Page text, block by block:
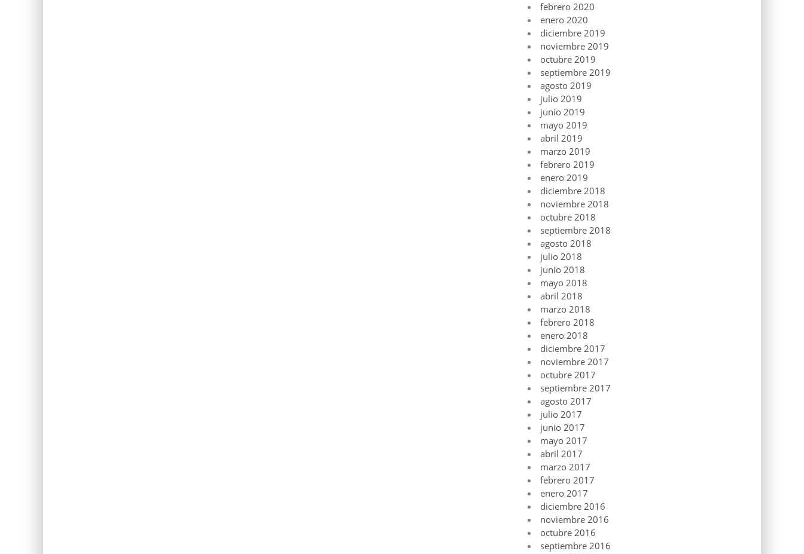
febrero 2020
enero 2020
diciembre 2019
noviembre 2019
octubre 2019
septiembre 2019
agosto 2019
julio 2019
junio 2019
mayo 2019
abril 2019
marzo 2019
febrero 2019
enero 2019
diciembre 2018
noviembre 2018
octubre 2018
septiembre 2018
agosto 2018
julio 2018
junio 2018
mayo 2018
abril 2018
marzo 2018
febrero 2018
enero 2018
diciembre 2017
noviembre 2017
octubre 2017
septiembre 2017
agosto 2017
julio 2017
junio 2017
mayo 2017
abril 2017
marzo 2017
febrero 2017
enero 2017
diciembre 2016
noviembre 2016
octubre 2016
septiembre 2016